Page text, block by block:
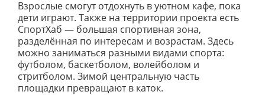
Взрослые смогут отдохнуть в уютном кафе, пока
дети играют. Также на территории проекта есть
СпортХаб — большая спортивная зона,
разделённая по интересам и возрастам. Здесь
можно заниматься разными видами спорта:
футболом, баскетболом, волейболом и
стритболом. Зимой центральную часть
площадки превращают в каток.